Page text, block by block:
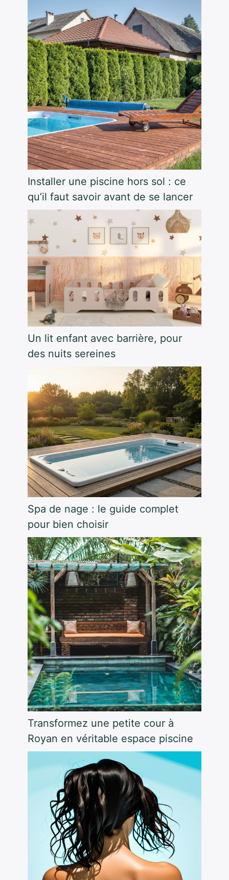
Installer une piscine hors sol : ce
qu’il faut savoir avant de se lancer
Un lit enfant avec barrière, pour
des nuits sereines
Spa de nage : le guide complet
pour bien choisir
Transformez une petite cour à
Royan en véritable espace piscine